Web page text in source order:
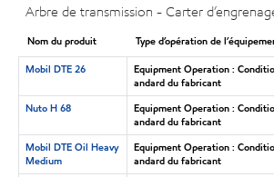
Arbre de transmission - Carter
Nom du produit
Type d’opération de
Mobil DTE 26
Equipment Operation :
andard du fabricant
Nuto H 68
Equipment Operation :
andard du fabricant
Mobil DTE Oil Heavy
Medium
Equipment Operation :
andard du fabricant